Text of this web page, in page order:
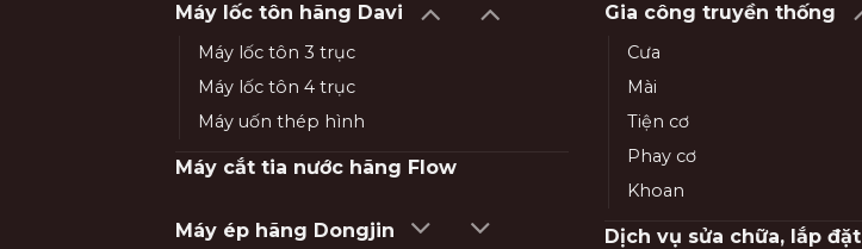
Máy lốc tôn hãng Davi
Máy lốc tôn 3 trục
Máy lốc tôn 4 trục
Máy uốn thép hình
Máy cắt tia nước hãng Flow
Máy ép hãng Dongjin
Gia công truyền thống
Cưa
Mài
Tiện cơ
Phay cơ
Khoan
Dịch vụ sửa chữa, lắp đặt